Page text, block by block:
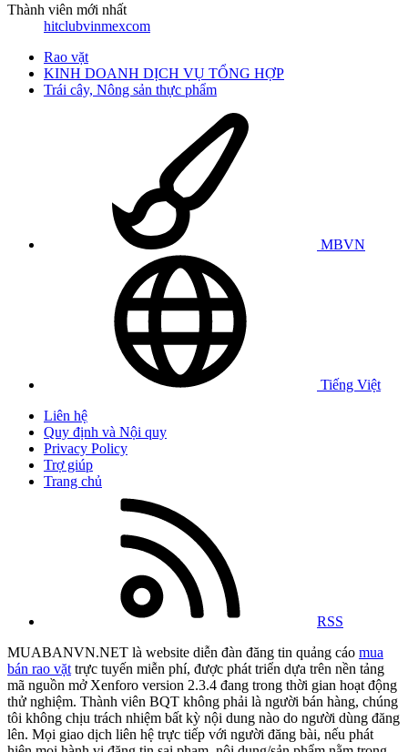
Thành viên mới nhất
hitclubvinmexcom
Rao vặt
KINH DOANH DỊCH VỤ TỔNG HỢP
Trái cây, Nông sản thực phẩm
MBVN
Tiếng Việt
Liên hệ
Quy định và Nội quy
Privacy Policy
Trợ giúp
Trang chủ
RSS
MUABANVN.NET là website diễn đàn đăng tin quảng cáo mua
bán rao vặt trực tuyến miễn phí, được phát triển dựa trên nền tảng
mã nguồn mở Xenforo version 2.3.4 đang trong thời gian hoạt động
thử nghiệm. Thành viên BQT không phải là người bán hàng, chúng
tôi không chịu trách nhiệm bất kỳ nội dung nào do người dùng đăng
lên. Mọi giao dịch liên hệ trực tiếp với người đăng bài, nếu phát